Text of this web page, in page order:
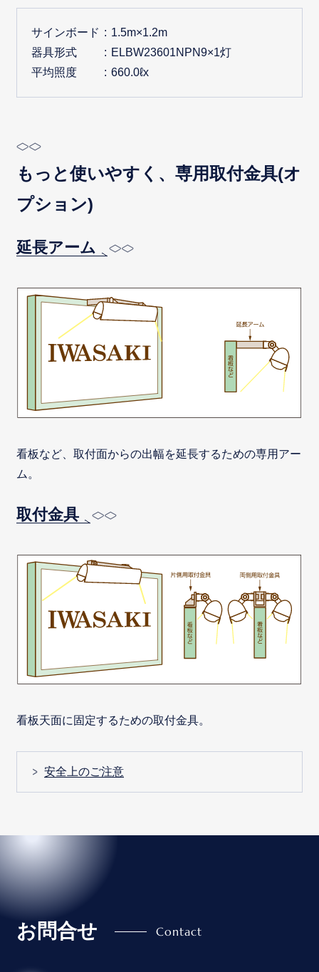
サインボード
1.5m×1.2m
器具形式
ELBW23601NPN9×1灯
平均照度
660.0ℓx
もっと使いやすく、専用取付金具(オ
プション)
延長アーム
看板など、取付面からの出幅を延長するための専用アー
ム。
取付金具
看板天面に固定するための取付金具。
安全上のご注意
お問合せ